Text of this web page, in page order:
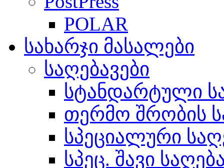
POLAR
სახარჯი მასალები
საღებავები
სტანდარტული
თერმო შრობის
სპეციალური
სპეც. შავი